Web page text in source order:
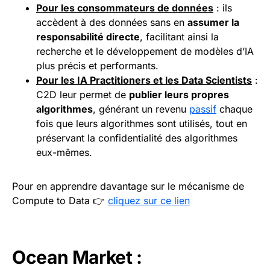
Pour les consommateurs de données : ils
accèdent à des données sans en assumer la
responsabilité directe, facilitant ainsi la
recherche et le développement de modèles d’IA
plus précis et performants.
Pour les IA Practitioners et les Data Scientists :
C2D leur permet de publier leurs propres
algorithmes, générant un revenu passif chaque
fois que leurs algorithmes sont utilisés, tout en
préservant la confidentialité des algorithmes
eux-mêmes.
Pour en apprendre davantage sur le mécanisme de
Compute to Data 👉 cliquez sur ce lien
Ocean Market :